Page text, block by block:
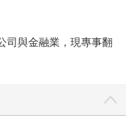
司與金融業，現專事翻